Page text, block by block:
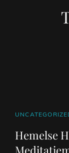
CAT
Hemelse